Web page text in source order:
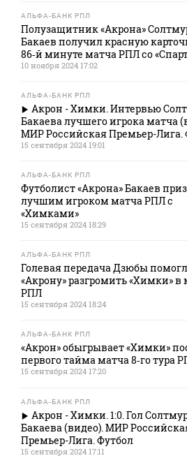
АЛЬФА-БАНК РПЛ
Полузащитник «Акрона»
Бакаев получил красную
86‑й минуте матча РПЛ со
10 ноября 2024 17:02
АЛЬФА-БАНК РПЛ
Акрон - Химки. Интервью
Бакаева лучшего игрока матча
МИР Российская Премьер-Лига.
15 сентября 2024 19:01
АЛЬФА-БАНК РПЛ
Футболист «Акрона» Бакаев
лучшим игроком матча РПЛ с
«Химками»
15 сентября 2024 18:29
АЛЬФА-БАНК РПЛ
Голевая передача Дзюбы
«Акрону» разгромить «Химки» в
РПЛ
15 сентября 2024 18:24
АЛЬФА-БАНК РПЛ
«Акрон» обыгрывает «Химки»
первого тайма матча 8‑го тура
15 сентября 2024 17:20
АЛЬФА-БАНК РПЛ
Акрон - Химки. 1:0. Гол
Бакаева (видео). МИР
Премьер-Лига. Футбол
15 сентября 2024 17:11